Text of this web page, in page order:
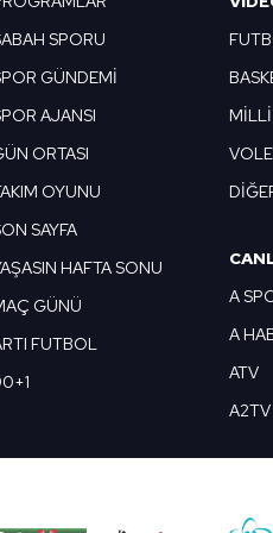
SPORU
GÜNDEMİ
AJANSI
ORTASI
OYUNU
SAYFA
HAFTA SONU
GÜNÜ
FUTBOL
MİLLİ
A
A
ATV
A2TV